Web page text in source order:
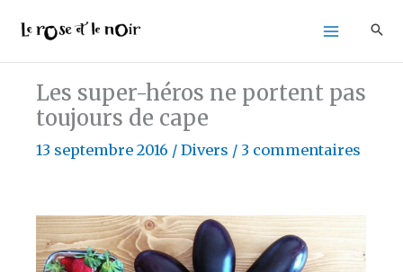
contenu
Les super-héros ne portent pas
toujours de cape
13 septembre 2016 /Divers / 3 commentaires